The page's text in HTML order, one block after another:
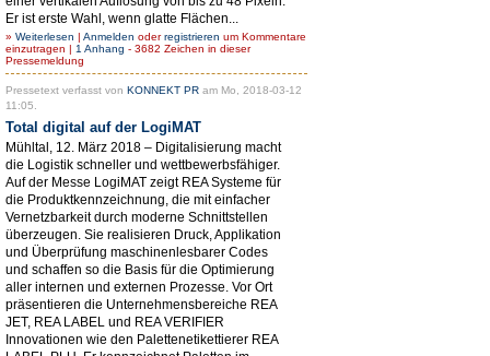
Er ist erste Wahl, wenn glatte Flächen...
» Weiterlesen | Anmelden oderregistrieren um Kommentare
einzutragen | 1 Anhang - 3682 Zeichen in dieser
Pressemeldung
Pressetext verfasst von KONNEKT PR am Mo, 2018-03-12
11:05.
Total digital auf der LogiMAT
Mühltal, 12. März 2018 – Digitalisierung macht
die Logistik schneller und wettbewerbsfähiger.
Auf der Messe LogiMAT zeigt REA Systeme für
die Produktkennzeichnung, die mit einfacher
Vernetzbarkeit durch moderne Schnittstellen
überzeugen. Sie realisieren Druck, Applikation
und Überprüfung maschinenlesbarer Codes
und schaffen so die Basis für die Optimierung
aller internen und externen Prozesse. Vor Ort
präsentieren die Unternehmensbereiche REA
JET, REA LABEL und REA VERIFIER
Innovationen wie den Palettenetikettierer REA